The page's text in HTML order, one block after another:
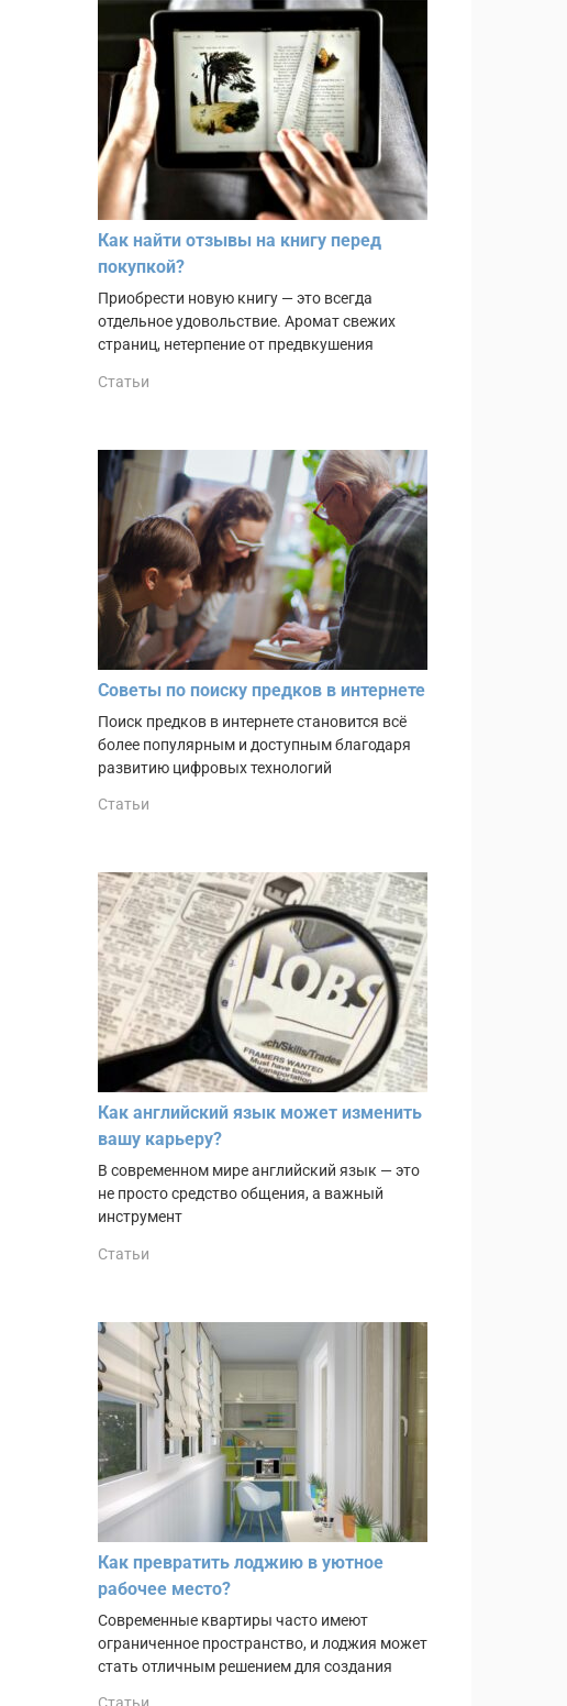
Как найти отзывы на книгу перед
покупкой?
Приобрести новую книгу — это всегда
отдельное удовольствие. Аромат свежих
страниц, нетерпение от предвкушения
Статьи
Советы по поиску предков в интернете
Поиск предков в интернете становится всё
более популярным и доступным благодаря
развитию цифровых технологий
Статьи
Как английский язык может изменить
вашу карьеру?
В современном мире английский язык — это
не просто средство общения, а важный
инструмент
Статьи
Как превратить лоджию в уютное
рабочее место?
Современные квартиры часто имеют
ограниченное пространство, и лоджия может
стать отличным решением для создания